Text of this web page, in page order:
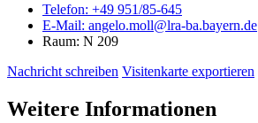
Telefon: +49 951/85-645
E-Mail: angelo.moll@lra-ba.bayern.de
Raum: N 209
Nachricht schreiben Visitenkarte exportieren
Weitere Informationen